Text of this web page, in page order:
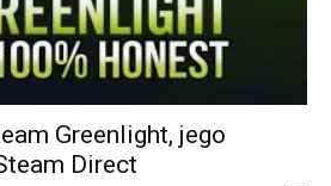
Greenlight, jego
Direct